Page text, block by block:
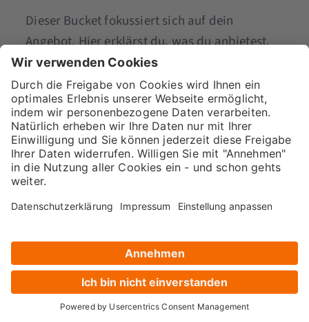
Dieser Bucket fokussiert sich auf dein
Angebot. Hier erklärst du, was du anbietest,
wie du arbeitest und für wen deine Leistungen
relevant sind.
Wichtig ist dabei: Solche Beiträge sollten nur
einen Teil deines Contents ausmachen und
mit anderen Buckets kombiniert werden.
Typische Inhalte sind:
Antworten auf häufige Kundenfragen
Einblicke in deine Arbeitsweise oder
Prozesse